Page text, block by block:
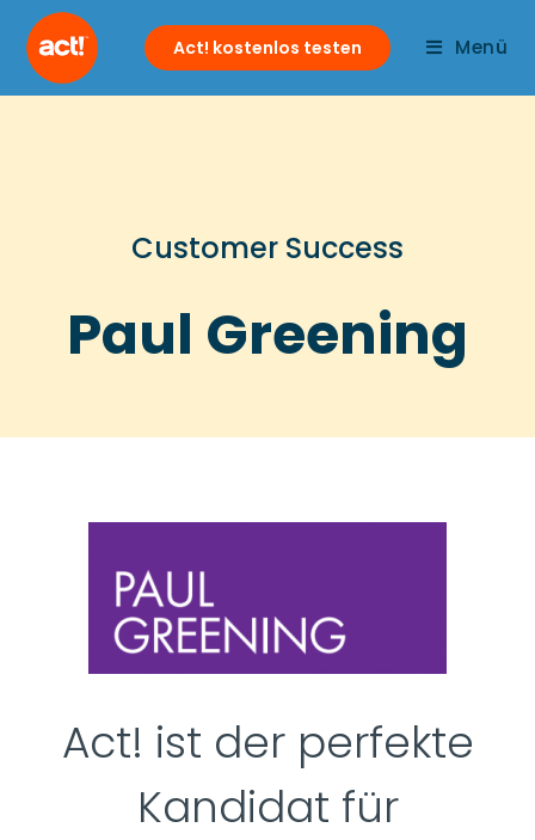
Menü
Act! kostenlos testen
Customer Success
Paul Greening
Act! ist der perfekte
Kandidat für